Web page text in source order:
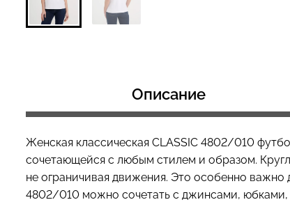
Описание
Женская классическая CLASSIC 4802/010
сочетающейся с любым стилем и образом.
не ограничивая движения. Это особенно важно
4802/010 можно сочетать с джинсами,
CAMI TOP RIB white (белый)